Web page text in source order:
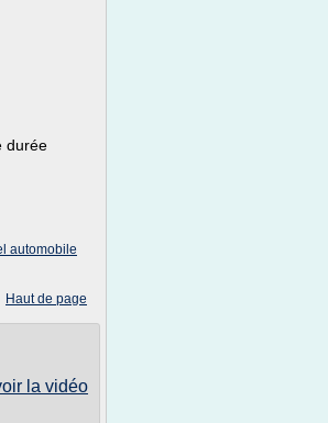
durée
automobile
Haut de page
la vidéo